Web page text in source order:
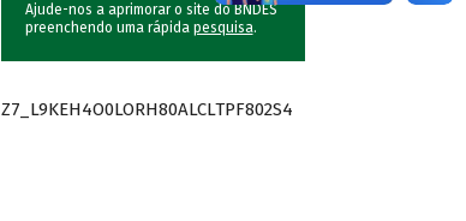
Ajude-nos a aprimorar o site do BNDES
preenchendo uma rápida pesquisa.
Z7_L9KEH4O0LORH80ALCLTPF802S4